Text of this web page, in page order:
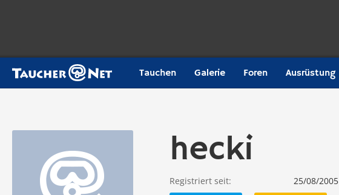
Tauchen Galerie Foren Ausrüstung
hecki
Registriert seit
25/08/2005